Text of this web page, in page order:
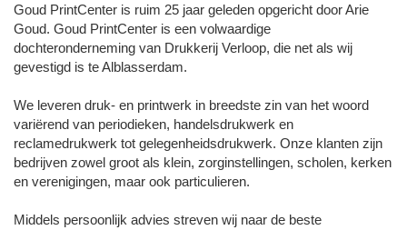
Goud PrintCenter is ruim 25 jaar geleden opgericht door Arie
Goud. Goud PrintCenter is een volwaardige
dochteronderneming van Drukkerij Verloop, die net als wij
gevestigd is te Alblasserdam.
We leveren druk- en printwerk in breedste zin van het woord
variërend van periodieken, handelsdrukwerk en
reclamedrukwerk tot gelegenheidsdrukwerk. Onze klanten zijn
bedrijven zowel groot als klein, zorginstellingen, scholen, kerken
en verenigingen, maar ook particulieren.
Middels persoonlijk advies streven wij naar de beste